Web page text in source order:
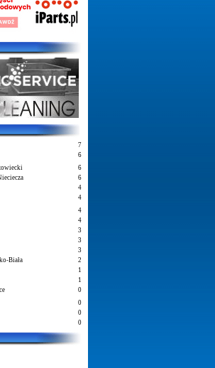
7
6
6
6
4
4
4
4
3
3
3
Biała
2
1
1
0
0
0
0